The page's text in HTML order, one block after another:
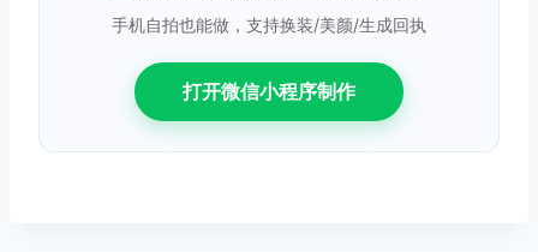
手机自拍也能做，支持换装/美颜/生成回执
打开微信小程序制作